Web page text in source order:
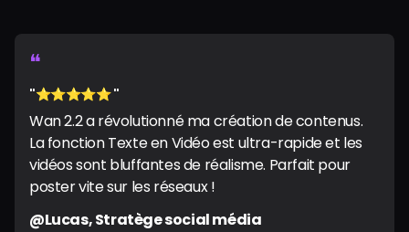
❝
"⭐️⭐️⭐️⭐️⭐️ "
Wan 2.2 a révolutionné ma création de contenus.
La fonction Texte en Vidéo est ultra-rapide et les
vidéos sont bluffantes de réalisme. Parfait pour
poster vite sur les réseaux !
@Lucas, Stratège social média